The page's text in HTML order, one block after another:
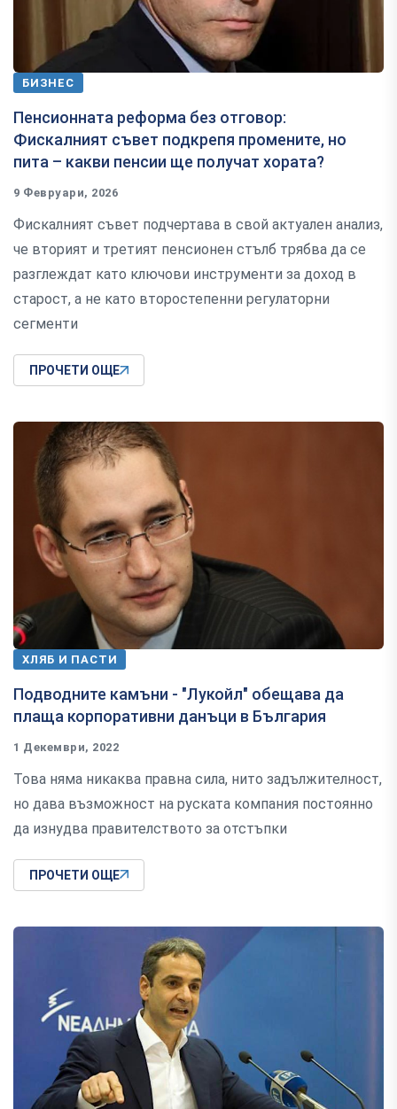
БИЗНЕС
Пенсионната реформа без отговор:
Фискалният съвет подкрепя промените, но
пита – какви пенсии ще получат хората?
9 Февруари, 2026
Фискалният съвет подчертава в свой актуален анализ,
че вторият и третият пенсионен стълб трябва да се
разглеждат като ключови инструменти за доход в
старост, а не като второстепенни регулаторни
сегменти
ПРОЧЕТИ ОЩЕ
ХЛЯБ И ПАСТИ
Подводните камъни - "Лукойл" обещава да
плаща корпоративни данъци в България
1 Декември, 2022
Това няма никаква правна сила, нито задължителност,
но дава възможност на руската компания постоянно
да изнудва правителството за отстъпки
ПРОЧЕТИ ОЩЕ